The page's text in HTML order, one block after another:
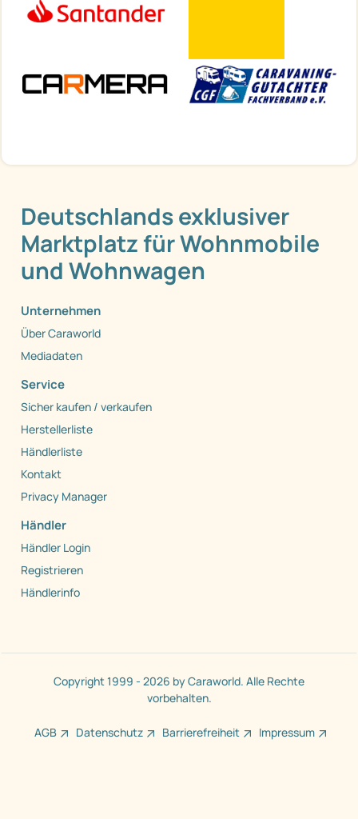
Deutschlands exklusiver
Marktplatz für Wohnmobile
und Wohnwagen
Unternehmen
Über Caraworld
Mediadaten
Service
Sicher kaufen / verkaufen
Herstellerliste
Händlerliste
Kontakt
Privacy Manager
Händler
Händler Login
Registrieren
Händlerinfo
Copyright 1999 - 2026 by Caraworld. Alle Rechte
vorbehalten.
AGB Datenschutz Barrierefreiheit Impressum